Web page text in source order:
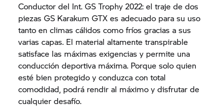
Conductor del Int.GS Trophy 2022: el traje de dos
piezas GS Karakum GTX es adecuado para su uso
tanto en climas cálidos como fríos gracias a sus
varias capas. El material altamente transpirable
satisface las máximas exigencias y permite una
conducción deportiva máxima. Porque solo quien
esté bien protegido y conduzca con total
comodidad, podrá rendir al máximo y disfrutar de
cualquier desafío.